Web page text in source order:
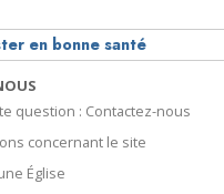
en bonne santé
question : Contactez-nous
concernant le site
Église